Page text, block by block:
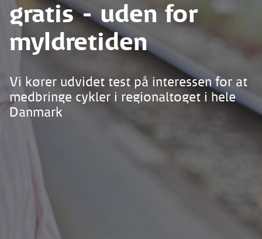
gratis - uden for
myldretiden
Vi kører udvidet test på interessen for at
medbringe cykler i regionaltoget i hele
Danmark